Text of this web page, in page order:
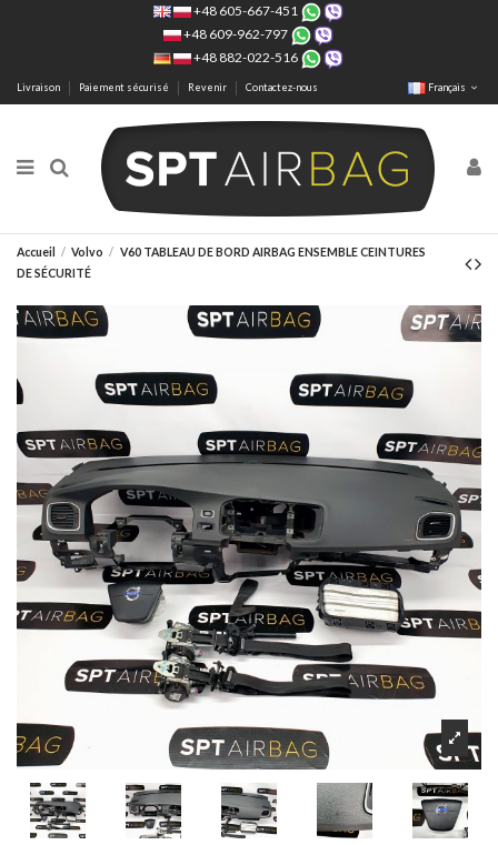
+48 605-667-451
+48 609-962-797
+48 882-022-516
Livraison Paiement sécurisé Revenir Contactez-nous Français
Accueil Volvo
V60 TABLEAU DE BORD AIRBAG ENSEMBLE CEINTURES
DE SÉCURITÉ